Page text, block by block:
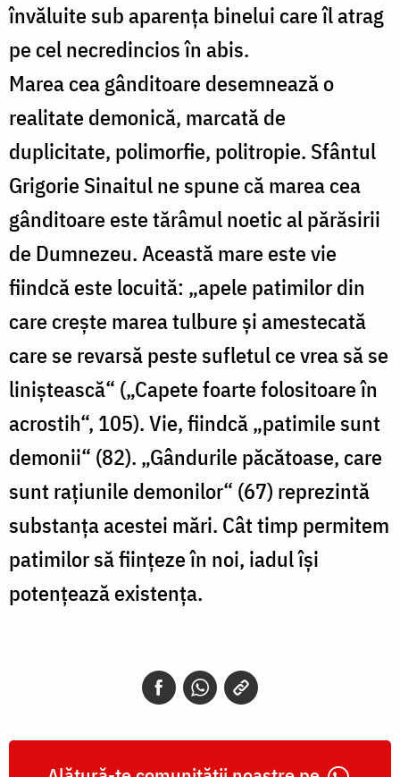
învăluite sub aparența binelui care îl atrag
pe cel necredincios în abis.
Marea cea gânditoare desemnează o
realitate demonică, marcată de
duplicitate, polimorfie, politropie. Sfântul
Grigorie Sinaitul ne spune că marea cea
gânditoare este tărâmul noetic al părăsirii
de Dumnezeu. Această mare este vie
fiindcă este locuită: „apele patimilor din
care crește marea tulbure și amestecată
care se revarsă peste sufletul ce vrea să se
liniștească“ („Capete foarte folositoare în
acrostih“, 105). Vie, fiindcă „patimile sunt
demonii“ (82). „Gândurile păcătoase, care
sunt rațiunile demonilor“ (67) reprezintă
substanța acestei mări. Cât timp permitem
patimilor să ființeze în noi, iadul își
potențează existența.